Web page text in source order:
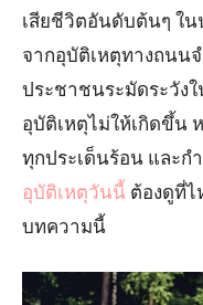
เสียชีวิตอันดับต้นๆ ใน
จากอุบัติเหตุทางถนน
ประชาชนระมัดระวัง
อุบัติเหตุไม่ให้เกิดขึ้
ทุกประเด็นร้อน และก
อุบัติเหตุวันนี้ ต้องดูที่
บทความนี้